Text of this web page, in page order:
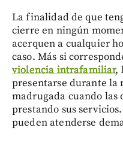
La finalidad de que
cierre en ningún
acerquen a cualquier
caso. Más si
violencia intrafamiliar,
presentarse durante la
madrugada cuando las
prestando sus
pueden atenderse